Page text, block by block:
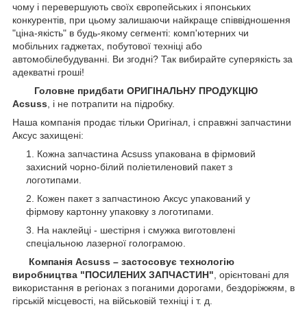
чому і перевершують своїх європейських і японських
конкурентів, при цьому залишаючи найкраще співвідношення
"ціна-якість" в будь-якому сегменті: комп'ютерних чи
мобільних гаджетах, побутової техніці або
автомобілебудуванні. Ви згодні? Так вибирайте суперякість за
адекватні гроші!
Головне придбати ОРИГІНАЛЬНУ ПРОДУКЦІЮ
Acsuss , і не потрапити на підробку.
Наша компанія продає тільки Оригінал, і справжні запчастини
Аксус захищені:
Кожна запчастина Acsuss упакована в фірмовий
захисний чорно-білий поліетиленовий пакет з
логотипами.
Кожен пакет з запчастиною Аксус упакований у
фірмову картонну упаковку з логотипами.
На наклейці - шестірня і смужка виготовлені
спеціальною лазерної голограмою.
Компанія Acsuss – застосовує технологію
виробництва "ПОСИЛЕНИХ ЗАПЧАСТИН" , орієнтовані для
використання в регіонах з поганими дорогами, бездоріжжям, в
гірській місцевості, на військовій техніці і т. д.